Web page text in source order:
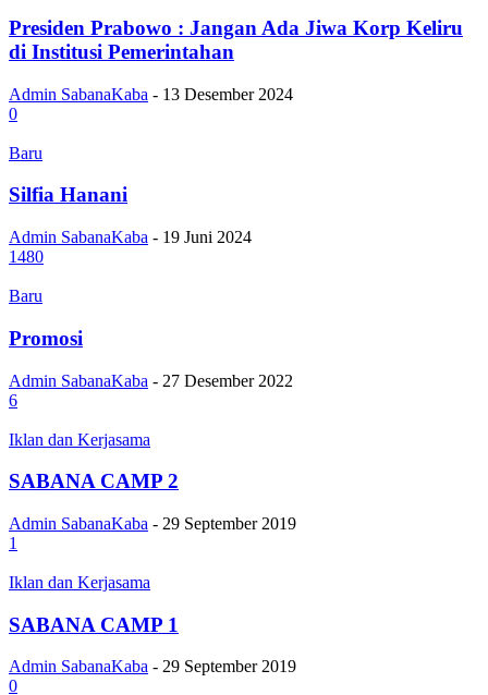
Presiden Prabowo : Jangan Ada Jiwa Korp Keliru
di Institusi Pemerintahan
Admin SabanaKaba - 13 Desember 2024
0
Baru
Silfia Hanani
Admin SabanaKaba - 19 Juni 2024
1480
Baru
Promosi
Admin SabanaKaba - 27 Desember 2022
6
Iklan dan Kerjasama
SABANA CAMP 2
Admin SabanaKaba - 29 September 2019
1
Iklan dan Kerjasama
SABANA CAMP 1
Admin SabanaKaba - 29 September 2019
0